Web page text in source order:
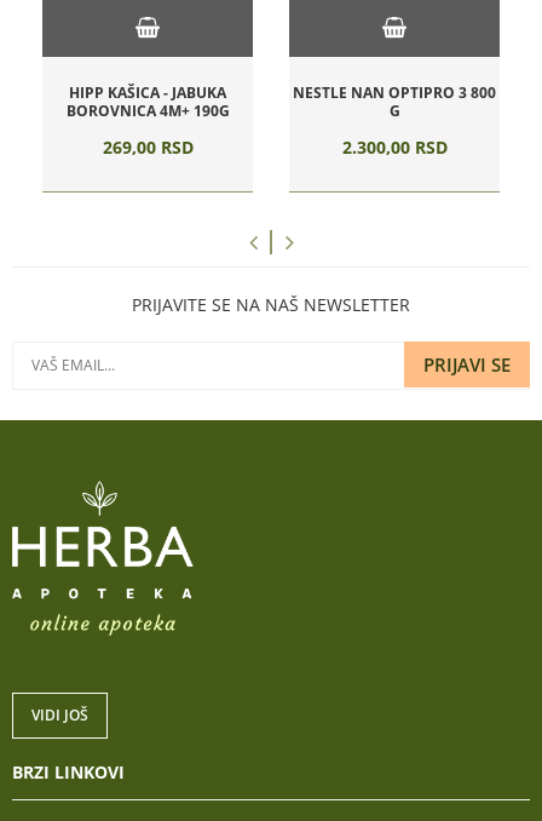
HIPP KAŠICA - JABUKA
BOROVNICA 4M+ 190G
269,00 RSD
NESTLE NAN OPTIPRO 3 800
G
2.300,00 RSD
PRIJAVITE SE NA NAŠ NEWSLETTER
PRIJAVI SE
VIDI JOŠ
BRZI LINKOVI